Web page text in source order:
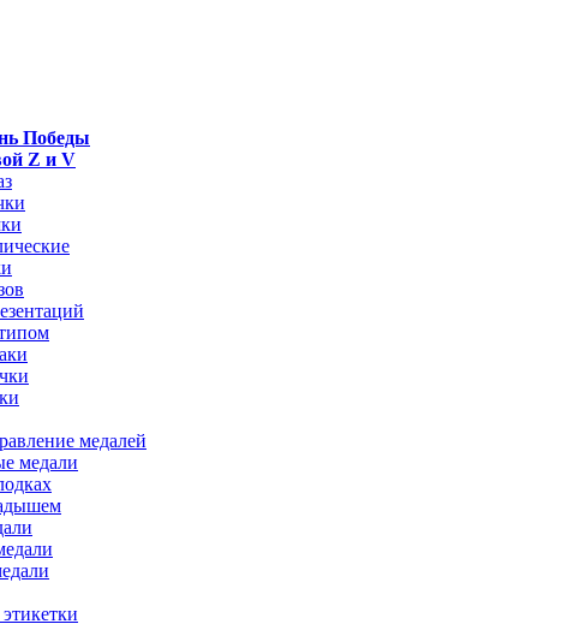
Победы
Z и V
медалей
медали